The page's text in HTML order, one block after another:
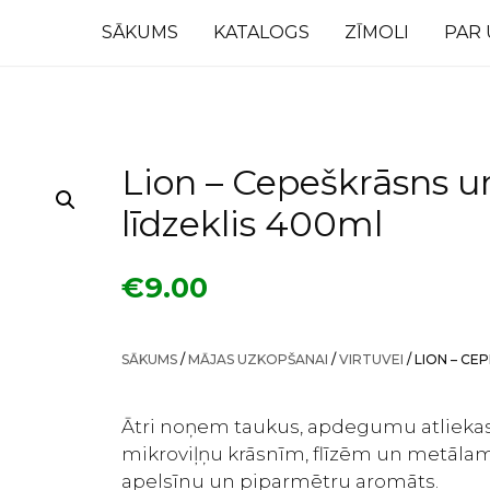
SĀKUMS KATALOGS ZĪMOLI PAR
Lion – Cepeškrāsns
līdzeklis 400ml
€9.00
SĀKUMS /MĀJAS UZKOPŠANAI /VIRTUVEI / LION –
Ātri noņem taukus, apdegumu
mikroviļņu krāsnīm, flīzēm un
apelsīnu un piparmētru aromāts.